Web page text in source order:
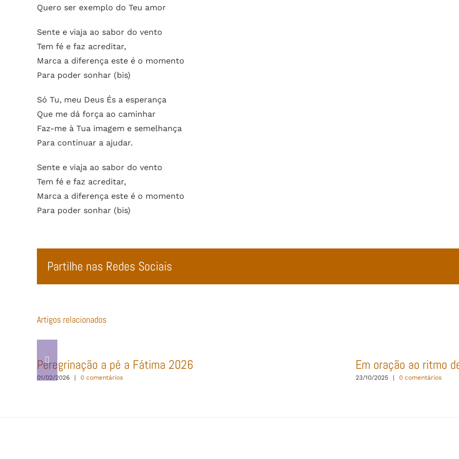
Quero ser exemplo do Teu amor
Sente e viaja ao sabor do vento
Tem fé e faz acreditar,
Marca a diferença este é o momento
Para poder sonhar (bis)
Só Tu, meu Deus És a esperança
Que me dá força ao caminhar
Faz-me à Tua imagem e semelhança
Para continuar a ajudar.
Sente e viaja ao sabor do vento
Tem fé e faz acreditar,
Marca a diferença este é o momento
Para poder sonhar (bis)
Partilhe nas Redes Sociais
Artigos relacionados
Peregrinação a pé a Fátima 2026
01/02/2026 | 0 comentários
Em oração ao ritmo
23/10/2025 | 0 comentários